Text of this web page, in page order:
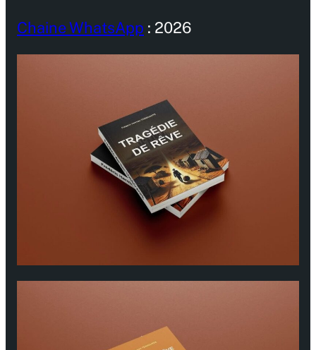
Chaine WhatsApp : 2026